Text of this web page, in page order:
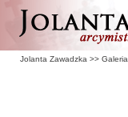
Jolanta Zawadzka >> Galeria